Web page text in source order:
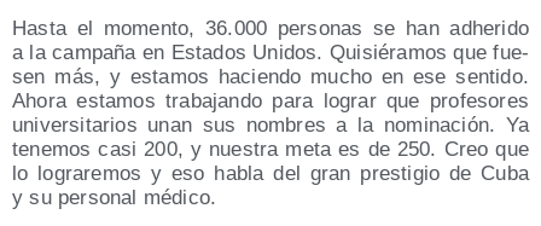
Has­ta el momen­to, 36.000 per­so­nas se han adhe­ri­do
a la cam­pa­ña en Esta­dos Uni­dos. Qui­sié­ra­mos que fue­
sen más, y esta­mos hacien­do mucho en ese sen­ti­do.
Aho­ra esta­mos tra­ba­jan­do para lograr que pro­fe­so­res
uni­ver­si­ta­rios unan sus nom­bres a la nomi­na­ción. Ya
tene­mos casi 200, y nues­tra meta es de 250. Creo que
lo logra­re­mos y eso habla del gran pres­ti­gio de Cuba
y su per­so­nal médico.